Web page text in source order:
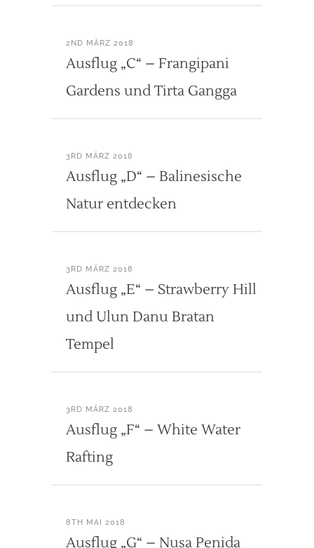
2ND MÄRZ 2018
Ausflug „C“ – Frangipani
Gardens und Tirta Gangga
3RD MÄRZ 2018
Ausflug „D“ – Balinesische
Natur entdecken
3RD MÄRZ 2018
Ausflug „E“ – Strawberry Hill
und Ulun Danu Bratan
Tempel
3RD MÄRZ 2018
Ausflug „F“ – White Water
Rafting
8TH MAI 2018
Ausflug „G“ – Nusa Penida